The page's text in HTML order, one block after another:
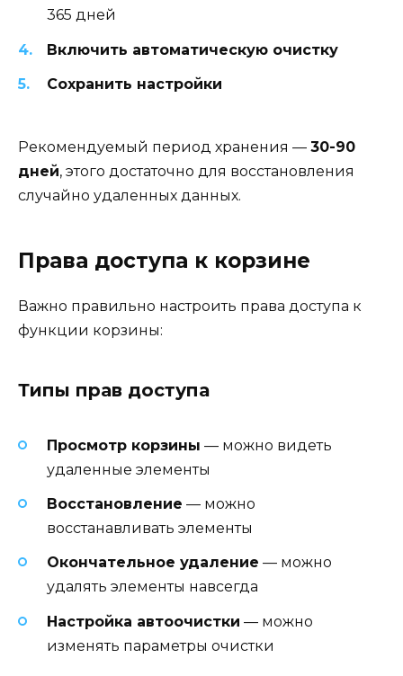
365 дней
Включить автоматическую очистку
Сохранить настройки
Рекомендуемый период хранения — 30-90
дней, этого достаточно для восстановления
случайно удаленных данных.
Права доступа к корзине
Важно правильно настроить права доступа к
функции корзины:
Типы прав доступа
Просмотр корзины — можно видеть
удаленные элементы
Восстановление — можно
восстанавливать элементы
Окончательное удаление — можно
удалять элементы навсегда
Настройка автоочистки — можно
изменять параметры очистки